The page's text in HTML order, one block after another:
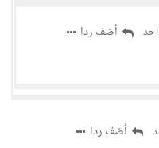
أضف ردا
أضف ردا